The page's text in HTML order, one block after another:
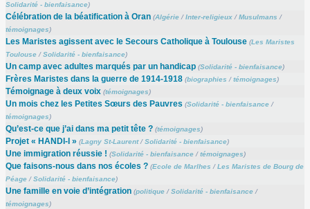
Solidarité - bienfaisance)
Célébration de la béatification à Oran (Algérie/Inter-religieux/Musulmans /
témoignages)
Les Maristes agissent avec le Secours Catholique à Toulouse (Les Maristes
Toulouse/Solidarité - bienfaisance)
Un camp avec adultes marqués par un handicap (Solidarité - bienfaisance)
Frères Maristes dans la guerre de 1914-1918 (biographies /témoignages)
Témoignage à deux voix (témoignages)
Un mois chez les Petites Sœurs des Pauvres (Solidarité - bienfaisance/
témoignages)
Qu’est-ce que j’ai dans ma petit tête ? (témoignages)
Projet « HANDI-I » (Lagny St-Laurent/Solidarité - bienfaisance)
Une immigration réussie ! (Solidarité - bienfaisance/témoignages)
Que faisons-nous dans nos écoles ? (Ecole de Marlhes /Les Maristes de Bourg de
Péage/Solidarité - bienfaisance)
Une famille en voie d’intégration (politique/Solidarité - bienfaisance/
témoignages)